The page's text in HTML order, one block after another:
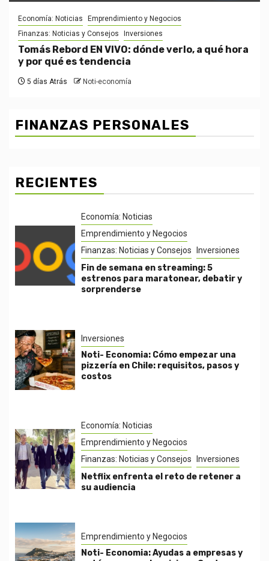
Economía: Noticias
Emprendimiento y Negocios
Finanzas: Noticias y Consejos
Inversiones
Tomás Rebord EN VIVO: dónde verlo, a qué hora
y por qué es tendencia
5 días Atrás Noti-economía
FINANZAS PERSONALES
RECIENTES
Economía: Noticias
Emprendimiento y Negocios
Finanzas: Noticias y Consejos
Inversiones
Fin de semana en streaming: 5
estrenos para maratonear, debatir y
sorprenderse
Inversiones
Noti- Economia: Cómo empezar una
pizzería en Chile: requisitos, pasos y
costos
Economía: Noticias
Emprendimiento y Negocios
Finanzas: Noticias y Consejos
Inversiones
Netflix enfrenta el reto de retener a
su audiencia
Emprendimiento y Negocios
Noti- Economia: Ayudas a empresas y